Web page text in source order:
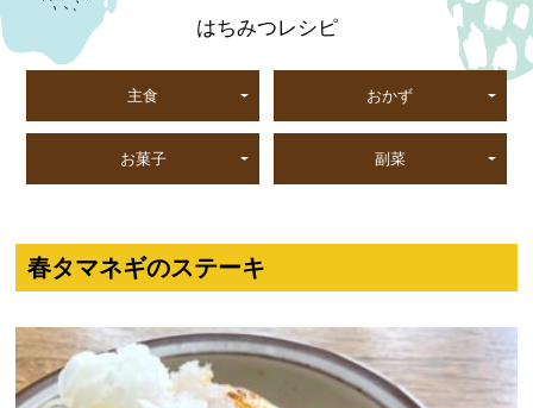
はちみつレシピ
主食 おかず
お菓子 副菜
春タマネギのステーキ